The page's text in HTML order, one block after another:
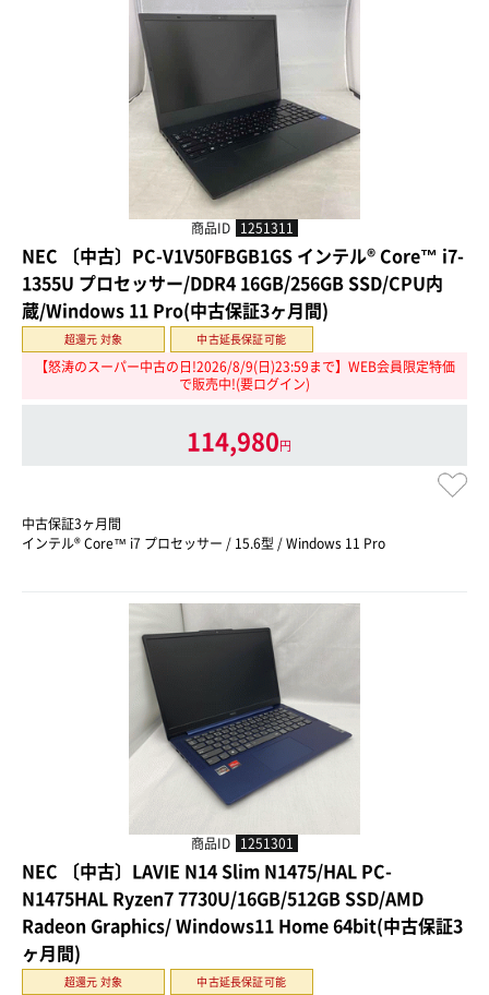
商品ID 1251311
NEC 〔中古〕PC-V1V50FBGB1GS インテル® Core™ i7-
1355U プロセッサー/DDR4 16GB/256GB SSD/CPU内
蔵/Windows 11 Pro(中古保証3ヶ月間)
超還元 対象 中古延長保証可能
【怒涛のスーパー中古の日!2026/8/9(日)23:59まで】WEB会員限定特価
で販売中!(要ログイン)
114,980円
中古保証3ヶ月間
インテル® Core™ i7 プロセッサー / 15.6型 / Windows 11 Pro
商品ID 1251301
NEC 〔中古〕LAVIE N14 Slim N1475/HAL PC-
N1475HAL Ryzen7 7730U/16GB/512GB SSD/AMD
Radeon Graphics/ Windows11 Home 64bit(中古保証3
ヶ月間)
超還元 対象 中古延長保証可能